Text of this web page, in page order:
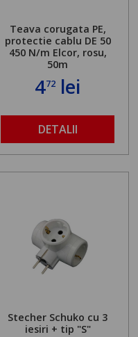
Teava corugata PE,
protectie cablu DE 50
450 N/m Elcor, rosu,
50m
472 lei
DETALII
Stecher Schuko cu 3
iesiri + tip "S"